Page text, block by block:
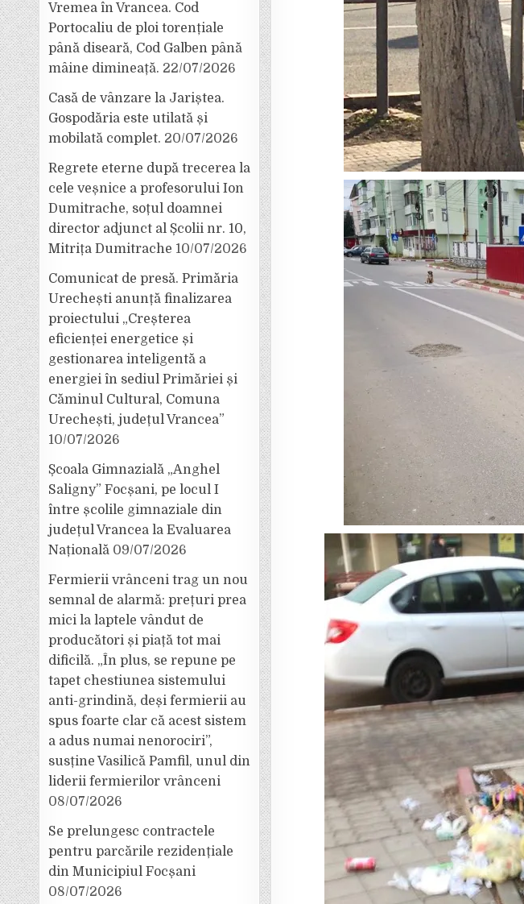
Vremea în Vrancea. Cod
Portocaliu de ploi torențiale
până diseară, Cod Galben până
mâine dimineață. 22/07/2026
Casă de vânzare la Jariștea.
Gospodăria este utilată și
mobilată complet. 20/07/2026
Regrete eterne după trecerea la
cele veșnice a profesorului Ion
Dumitrache, soțul doamnei
director adjunct al Școlii nr. 10,
Mitrița Dumitrache 10/07/2026
Comunicat de presă. Primăria
Urechești anunță finalizarea
proiectului „Creșterea
eficienței energetice și
gestionarea inteligentă a
energiei în sediul Primăriei și
Căminul Cultural, Comuna
Urechești, județul Vrancea”
10/07/2026
Școala Gimnazială „Anghel
Saligny” Focșani, pe locul I
între școlile gimnaziale din
județul Vrancea la Evaluarea
Națională 09/07/2026
Fermierii vrânceni trag un nou
semnal de alarmă: prețuri prea
mici la laptele vândut de
producători și piață tot mai
dificilă. „În plus, se repune pe
tapet chestiunea sistemului
anti-grindină, deși fermierii au
spus foarte clar că acest sistem
a adus numai nenorociri”,
susține Vasilică Pamfil, unul din
liderii fermierilor vrânceni
08/07/2026
Se prelungesc contractele
pentru parcările rezidențiale
din Municipiul Focșani
08/07/2026